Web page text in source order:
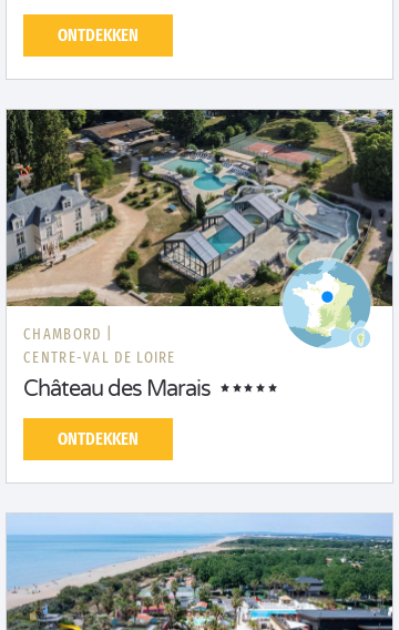
ONTDEKKEN
CHAMBORD |
CENTRE-VAL DE LOIRE
Château des Marais
ONTDEKKEN